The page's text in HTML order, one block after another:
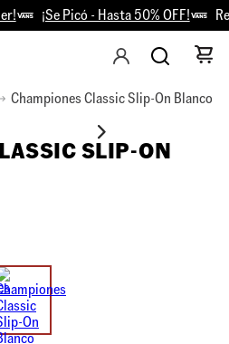
¡Se Picó - Hasta 50% OFF!
Championes Classic Slip-On Blanco
SLIP-ON